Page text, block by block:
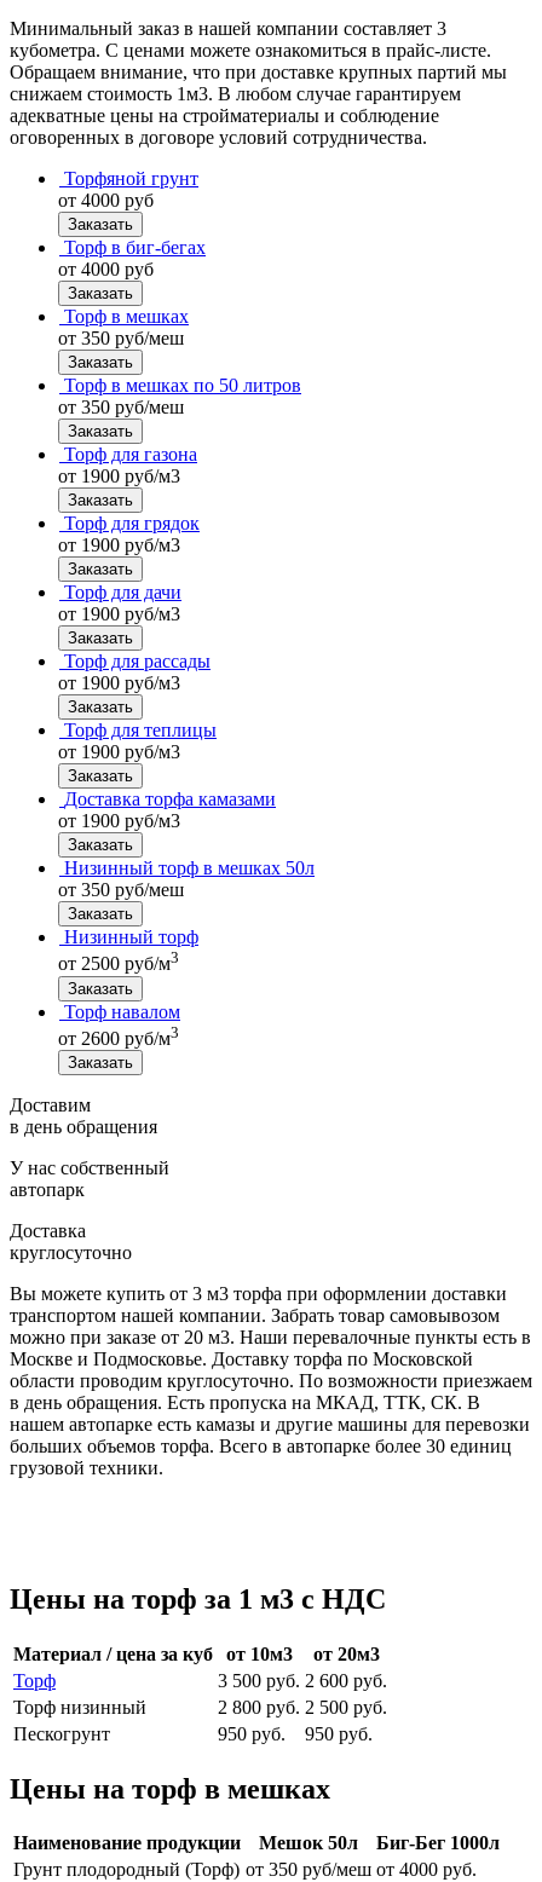
Минимальный заказ в нашей компании составляет 3
кубометра. С ценами можете ознакомиться в прайс-листе.
Обращаем внимание, что при доставке крупных партий мы
снижаем стоимость 1м3. В любом случае гарантируем
адекватные цены на стройматериалы и соблюдение
оговоренных в договоре условий сотрудничества.
Торфяной грунт
от 4000 руб
Заказать
Торф в биг-бегах
от 4000 руб
Заказать
Торф в мешках
от 350 руб/меш
Заказать
Торф в мешках по 50 литров
от 350 руб/меш
Заказать
Торф для газона
от 1900 руб/м3
Заказать
Торф для грядок
от 1900 руб/м3
Заказать
Торф для дачи
от 1900 руб/м3
Заказать
Торф для рассады
от 1900 руб/м3
Заказать
Торф для теплицы
от 1900 руб/м3
Заказать
Доставка торфа камазами
от 1900 руб/м3
Заказать
Низинный торф в мешках 50л
от 350 руб/меш
Заказать
Низинный торф
от 2500 руб/м3
Заказать
Торф навалом
от 2600 руб/м3
Заказать
Доставим
в день обращения
У нас собственный
автопарк
Доставка
круглосуточно
Вы можете купить от 3 м3 торфа при оформлении доставки
транспортом нашей компании. Забрать товар самовывозом
можно при заказе от 20 м3. Наши перевалочные пункты есть в
Москве и Подмосковье. Доставку торфа по Московской
области проводим круглосуточно. По возможности приезжаем
в день обращения. Есть пропуска на МКАД, ТТК, СК. В
нашем автопарке есть камазы и другие машины для перевозки
больших объемов торфа. Всего в автопарке более 30 единиц
грузовой техники.
Цены на торф за 1 м3 с НДС
Материал / цена за куб от 10м3
от 20м3
Торф
3 500 руб. 2 600 руб.
Торф низинный
2 800 руб. 2 500 руб.
Пескогрунт
950 руб. 950 руб.
Цены на торф в мешках
Наименование продукции Мешок 50л
Биг-Бег 1000л
Грунт плодородный (Торф) от 350 руб/меш от 4000 руб.